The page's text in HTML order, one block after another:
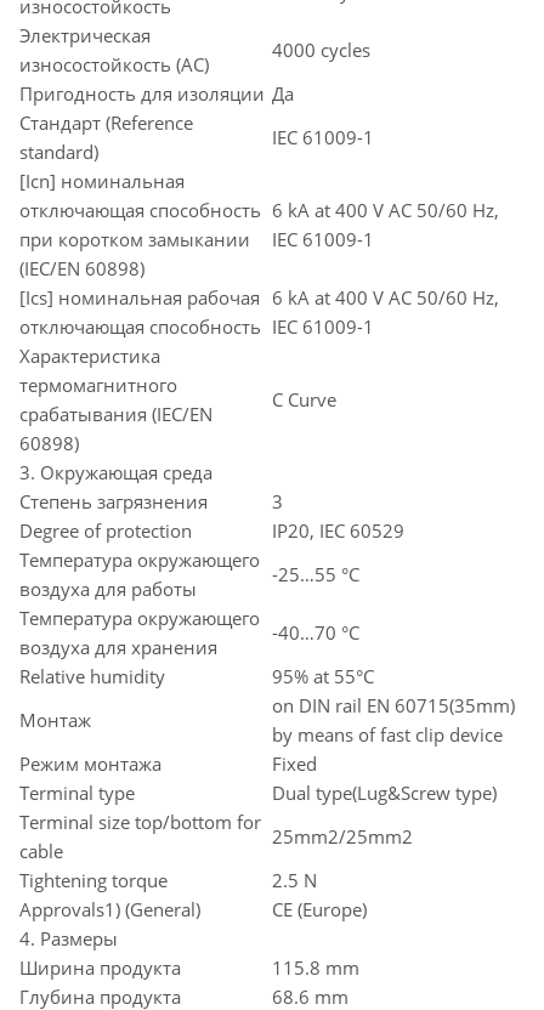
износостойкость
Электрическая
износостойкость (AC)
4000 cycles
Пригодность для изоляции Да
Стандарт (Reference
standard)
IEC 61009-1
[Icn] номинальная
отключающая способность
при коротком замыкании
(IEC/EN 60898)
6 kA at 400 V AC 50/60 Hz,
IEC 61009-1
[Ics] номинальная рабочая
отключающая способность
6 kA at 400 V AC 50/60 Hz,
IEC 61009-1
Характеристика
термомагнитного
срабатывания (IEC/EN
60898)
C Curve
3. Окружающая среда
Степень загрязнения
3
Degree of protection
IP20, IEC 60529
Температура окружающего
воздуха для работы
-25…55 °C
Температура окружающего
воздуха для хранения
-40…70 °C
Relative humidity
95% at 55°C
Монтаж
on DIN rail EN 60715(35mm)
by means of fast clip device
Режим монтажа
Fixed
Terminal type
Dual type(Lug&Screw type)
Terminal size top/bottom for
cable
25mm2/25mm2
Tightening torque
2.5 N
Approvals1) (General)
CE (Europe)
4. Размеры
Ширина продукта
115.8 mm
Глубина продукта
68.6 mm